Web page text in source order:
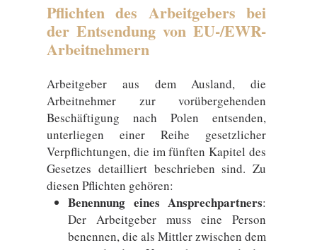
Pflichten des Arbeitgebers bei
der Entsendung von EU-/EWR-
Arbeitnehmern
Arbeitgeber aus dem Ausland, die
Arbeitnehmer zur vorübergehenden
Beschäftigung nach Polen entsenden,
unterliegen einer Reihe gesetzlicher
Verpflichtungen, die im fünften Kapitel des
Gesetzes detailliert beschrieben sind. Zu
diesen Pflichten gehören:
Benennung eines Ansprechpartners:
Der Arbeitgeber muss eine Person
benennen, die als Mittler zwischen dem